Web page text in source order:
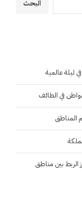
البحث
في الطائف
المناطق
الربط بين مناطق